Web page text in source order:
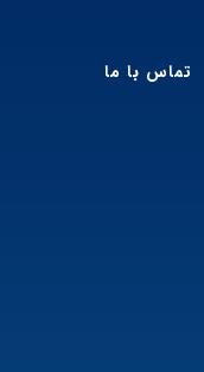
تماس با ما